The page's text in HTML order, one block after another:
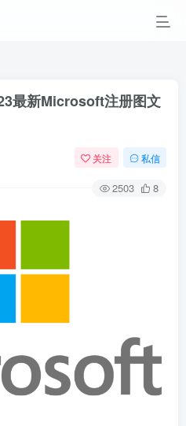
最新Microsoft注册图文
关注 私信
2503 8